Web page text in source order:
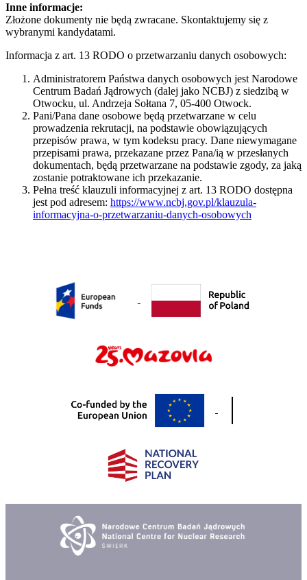
Inne informacje:
Złożone dokumenty nie będą zwracane. Skontaktujemy się z
wybranymi kandydatami.
Informacja z art. 13 RODO o przetwarzaniu danych osobowych:
Administratorem Państwa danych osobowych jest Narodowe
Centrum Badań Jądrowych (dalej jako NCBJ) z siedzibą w
Otwocku, ul. Andrzeja Sołtana 7, 05-400 Otwock.
Pani/Pana dane osobowe będą przetwarzane w celu
prowadzenia rekrutacji, na podstawie obowiązujących
przepisów prawa, w tym kodeksu pracy. Dane niewymagane
przepisami prawa, przekazane przez Pana/ią w przesłanych
dokumentach, będą przetwarzane na podstawie zgody, za jaką
zostanie potraktowane ich przekazanie.
Pełna treść klauzuli informacyjnej z art. 13 RODO dostępna
jest pod adresem: https://www.ncbj.gov.pl/klauzula-
informacyjna-o-przetwarzaniu-danych-osobowych